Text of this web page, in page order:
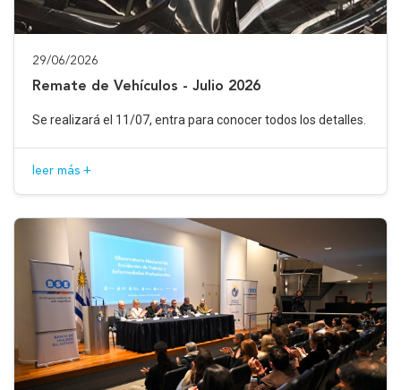
29/06/2026
Remate de Vehículos - Julio 2026
Se realizará el 11/07, entra para conocer todos los detalles.
leer más +